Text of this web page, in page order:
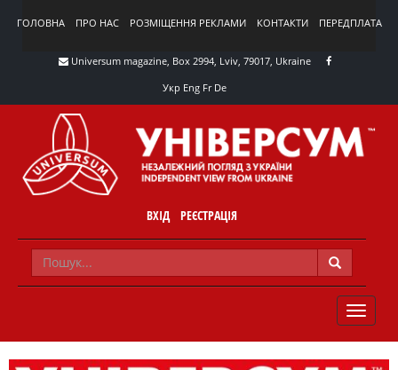
ГОЛОВНА ПРО НАС РОЗМІЩЕННЯ РЕКЛАМИ КОНТАКТИ ПЕРЕДПЛАТА
Universum magazine, Box 2994, Lviv, 79017, Ukraine
Укр Eng Fr De
ВХІД РЕЄСТРАЦІЯ
TOGGLE